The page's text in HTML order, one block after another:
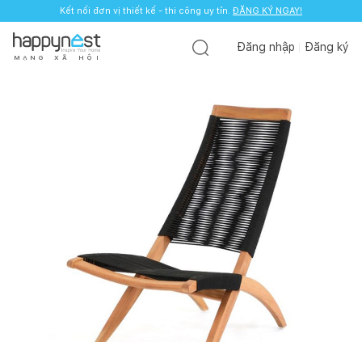
Kết nối đơn vị thiết kế - thi công uy tín. ĐĂNG KÝ NGAY!
M Ạ N G X Ã H Ộ I
Đăng nhập Đăng ký